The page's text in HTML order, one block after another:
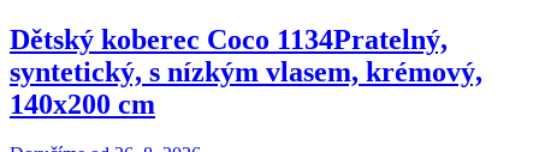
Dětský koberec Coco 1134Pratelný,
syntetický, s nízkým vlasem, krémový,
140x200 cm